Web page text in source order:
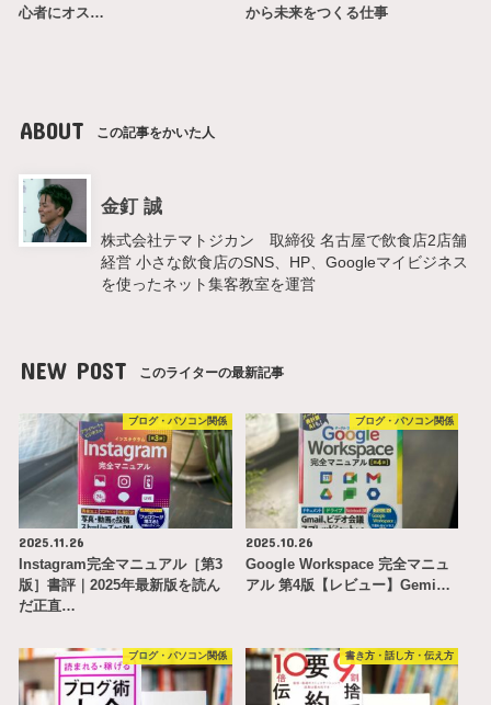
心者にオス…
から未来をつくる仕事
ABOUT この記事をかいた人
金釘 誠
株式会社テマトジカン 取締役 名古屋で飲食店2店舗
経営 小さな飲食店のSNS、HP、Googleマイビジネス
を使ったネット集客教室を運営
NEW POST このライターの最新記事
ブログ・パソコン関係
2025.11.26
Instagram完全マニュアル［第3
版］書評｜2025年最新版を読ん
だ正直…
ブログ・パソコン関係
2025.10.26
Google Workspace 完全マニュ
アル 第4版【レビュー】Gemi…
ブログ・パソコン関係 書き方・話し方・伝え方